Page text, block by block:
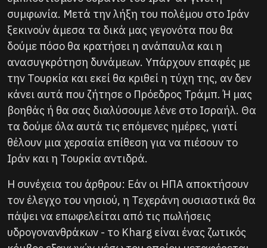
συμφωνία. Μετά την λήξη του πολέμου στο Ιράν
ξεκινούν άμεσα τα δικά μας γεγονότα που θα
δούμε πόσο θα κρατήσει η ανάπαυλα και η
ανασυγκρότηση δυνάμεων. Υπάρχουν επαφές με
την Τουρκία και εκεί θα κριθεί η τύχη της, αν δεν
κάνει αυτά που ζήτησε ο Πρόεδρος Τράμπ. Ή μας
βοηθάς ή θα σας διαλύσουμε λένε στο Ισραήλ. Θα
τα δούμε όλα αυτά τις επόμενες ημέρες, γιατί
θέλουν μια χερσαία επίθεση για να πιέσουν το
Ιράν και η Τουρκία αντιδρά.
Η συνέχεια του άρθρου: Εάν οι ΗΠΑ αποκτήσουν
τον έλεγχο του νησιού, η Τεχεράνη ουσιαστικά θα
πάψει να επωφελείται από τις πωλήσεις
υδρογονανθράκων - το Kharg είναι ένας ζωτικός